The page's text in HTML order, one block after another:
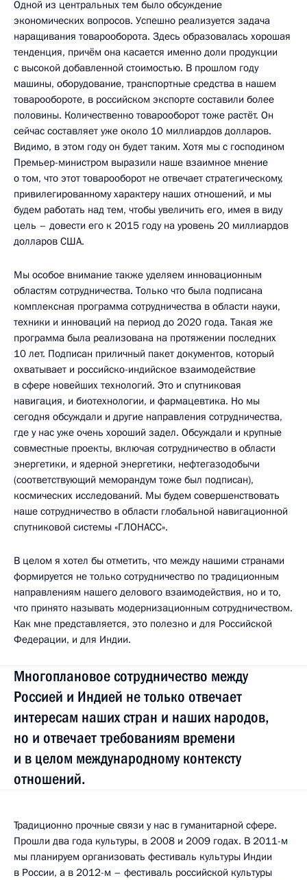
Одной из центральных тем было обсуждение
экономических вопросов. Успешно реализуется задача
наращивания товарооборота. Здесь образовалась хорошая
тенденция, причём она касается именно доли продукции
с высокой добавленной стоимостью. В прошлом году
машины, оборудование, транспортные средства в нашем
товарообороте, в российском экспорте составили более
половины. Количественно товарооборот тоже растёт. Он
сейчас составляет уже около 10 миллиардов долларов.
Видимо, в этом году он будет таким. Хотя мы с господином
Премьер-министром выразили наше взаимное мнение
о том, что этот товарооборот не отвечает стратегическому,
привилегированному характеру наших отношений, и мы
будем работать над тем, чтобы увеличить его, имея в виду
цель – довести его к 2015 году на уровень 20 миллиардов
долларов США.
Мы особое внимание также уделяем инновационным
областям сотрудничества. Только что была подписана
комплексная программа сотрудничества в области науки,
техники и инноваций на период до 2020 года. Такая же
программа была реализована на протяжении последних
10 лет. Подписан приличный пакет документов, который
охватывает и российско-индийское взаимодействие
в сфере новейших технологий. Это и спутниковая
навигация, и биотехнологии, и фармацевтика. Но мы
сегодня обсуждали и другие направления сотрудничества,
где у нас уже очень хороший задел. Обсуждали и крупные
совместные проекты, включая сотрудничество в области
энергетики, и ядерной энергетики, нефтегазодобычи
(соответствующий меморандум тоже был подписан),
космических исследований. Мы будем совершенствовать
наше сотрудничество в области глобальной навигационной
спутниковой системы «ГЛОНАСС».
В целом я хотел бы отметить, что между нашими странами
формируется не только сотрудничество по традиционным
направлениям нашего делового взаимодействия, но и то,
что принято называть модернизационным сотрудничеством.
Как мне представляется, это полезно и для Российской
Федерации, и для Индии.
Многоплановое сотрудничество между
Россией и Индией не только отвечает
интересам наших стран и наших народов,
но и отвечает требованиям времени
и в целом международному контексту
отношений.
Традиционно прочные связи у нас в гуманитарной сфере.
Прошли два года культуры, в 2008 и 2009 годах. В 2011-м
мы планируем организовать фестиваль культуры Индии
в России, а в 2012-м – фестиваль российской культуры